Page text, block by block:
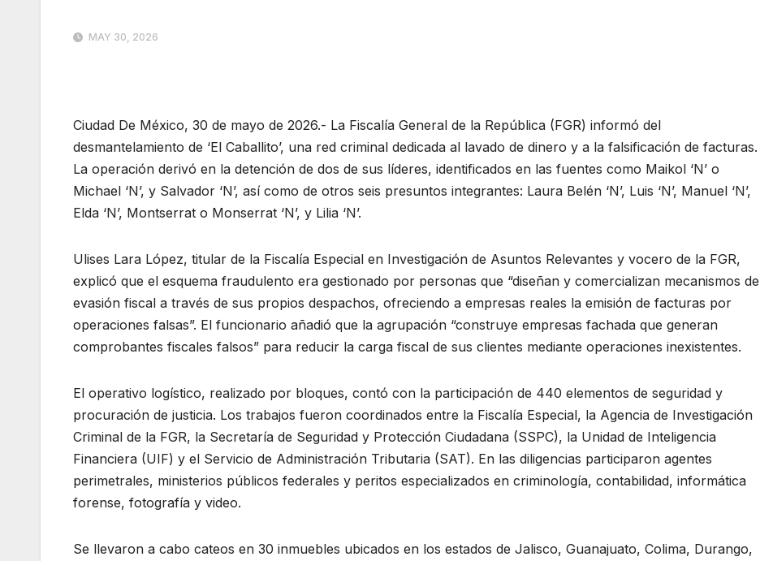
MAY 30, 2026
Ciudad De México, 30 de mayo de 2026.- La Fiscalía General de la República (FGR) informó del
desmantelamiento de ‘El Caballito’, una red criminal dedicada al lavado de dinero y a la falsificación de facturas.
La operación derivó en la detención de dos de sus líderes, identificados en las fuentes como Maikol ‘N’ o
Michael ‘N’, y Salvador ‘N’, así como de otros seis presuntos integrantes: Laura Belén ‘N’, Luis ‘N’, Manuel ‘N’,
Elda ‘N’, Montserrat o Monserrat ‘N’, y Lilia ‘N’.
Ulises Lara López, titular de la Fiscalía Especial en Investigación de Asuntos Relevantes y vocero de la FGR,
explicó que el esquema fraudulento era gestionado por personas que “diseñan y comercializan mecanismos de
evasión fiscal a través de sus propios despachos, ofreciendo a empresas reales la emisión de facturas por
operaciones falsas”. El funcionario añadió que la agrupación “construye empresas fachada que generan
comprobantes fiscales falsos” para reducir la carga fiscal de sus clientes mediante operaciones inexistentes.
El operativo logístico, realizado por bloques, contó con la participación de 440 elementos de seguridad y
procuración de justicia. Los trabajos fueron coordinados entre la Fiscalía Especial, la Agencia de Investigación
Criminal de la FGR, la Secretaría de Seguridad y Protección Ciudadana (SSPC), la Unidad de Inteligencia
Financiera (UIF) y el Servicio de Administración Tributaria (SAT). En las diligencias participaron agentes
perimetrales, ministerios públicos federales y peritos especializados en criminología, contabilidad, informática
forense, fotografía y video.
Se llevaron a cabo cateos en 30 inmuebles ubicados en los estados de Jalisco, Guanajuato, Colima, Durango,